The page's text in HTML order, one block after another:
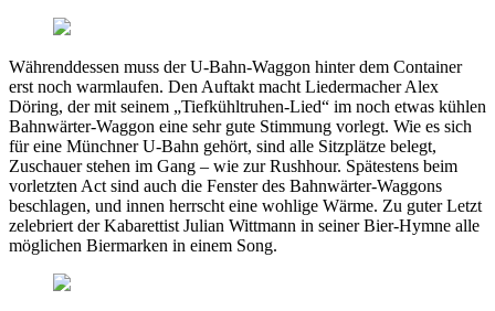
Währenddessen muss der U-Bahn-Waggon hinter dem Container
erst noch warmlaufen. Den Auftakt macht Liedermacher Alex
Döring, der mit seinem „Tiefkühltruhen-Lied“ im noch etwas kühlen
Bahnwärter-Waggon eine sehr gute Stimmung vorlegt. Wie es sich
für eine Münchner U-Bahn gehört, sind alle Sitzplätze belegt,
Zuschauer stehen im Gang – wie zur Rushhour. Spätestens beim
vorletzten Act sind auch die Fenster des Bahnwärter-Waggons
beschlagen, und innen herrscht eine wohlige Wärme. Zu guter Letzt
zelebriert der Kabarettist Julian Wittmann in seiner Bier-Hymne alle
möglichen Biermarken in einem Song.